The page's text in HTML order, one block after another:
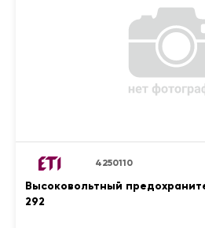
4250110
Высоковольтный
292